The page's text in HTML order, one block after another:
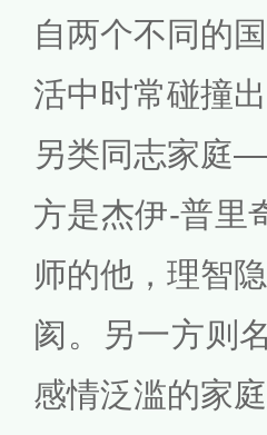
自两个不同的
活中时常碰撞出
另类同志家庭
方是杰伊-普里
师的他，理智
阂。另一方则
感情泛滥的家